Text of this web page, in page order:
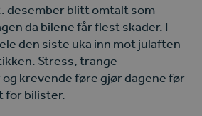
desember blitt omtalt som
da bilene får flest skader. I
den siste uka inn mot julaften
Stress, trange
krevende føre gjør dagene før
for bilister.